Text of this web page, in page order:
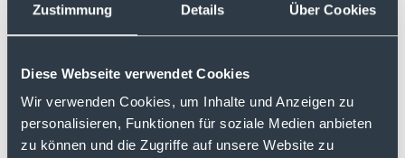
Zustimmung Details Über Cookies
Diese Webseite verwendet Cookies
Wir verwenden Cookies, um Inhalte und Anzeigen zu
personalisieren, Funktionen für soziale Medien anbieten
zu können und die Zugriffe auf unsere Website zu
sollten Sie jetzt reagieren?
18. März 2025